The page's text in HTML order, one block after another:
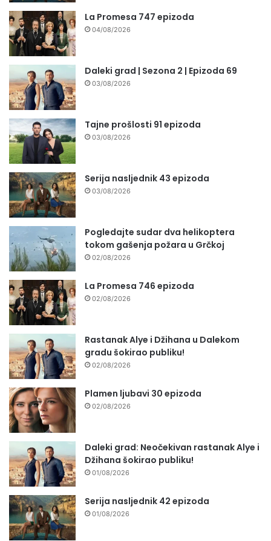
La Promesa 747 epizoda
04/08/2026
Daleki grad | Sezona 2 | Epizoda 69
03/08/2026
Tajne prošlosti 91 epizoda
03/08/2026
Serija nasljednik 43 epizoda
03/08/2026
Pogledajte sudar dva helikoptera
tokom gašenja požara u Grčkoj
02/08/2026
La Promesa 746 epizoda
02/08/2026
Rastanak Alye i Džihana u Dalekom
gradu šokirao publiku!
02/08/2026
Plamen ljubavi 30 epizoda
02/08/2026
Daleki grad: Neočekivan rastanak Alye i
Džihana šokirao publiku!
01/08/2026
Serija nasljednik 42 epizoda
01/08/2026